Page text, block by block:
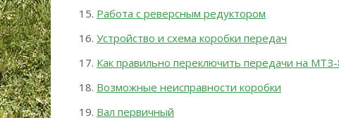
Работа с реверсным редуктором
Устройство и схема коробки передач
Как правильно переключить передачи на
Возможные неисправности коробки
Вал первичный